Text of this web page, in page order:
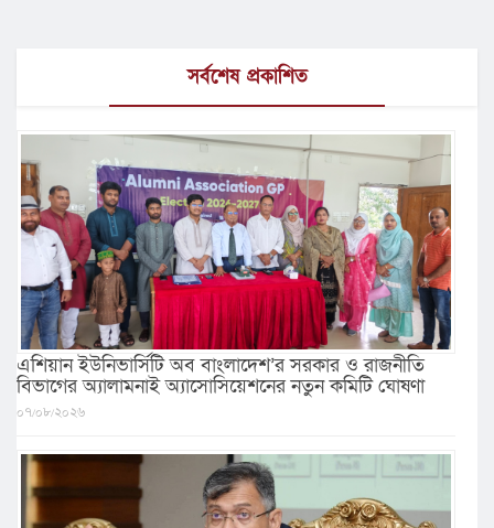
সর্বশেষ প্রকাশিত
এশিয়ান ইউনিভার্সিটি অব বাংলাদেশ’র সরকার ও রাজনীতি
বিভাগের অ্যালামনাই অ্যাসোসিয়েশনের নতুন কমিটি ঘোষণা
০৭/০৮/২০২৬